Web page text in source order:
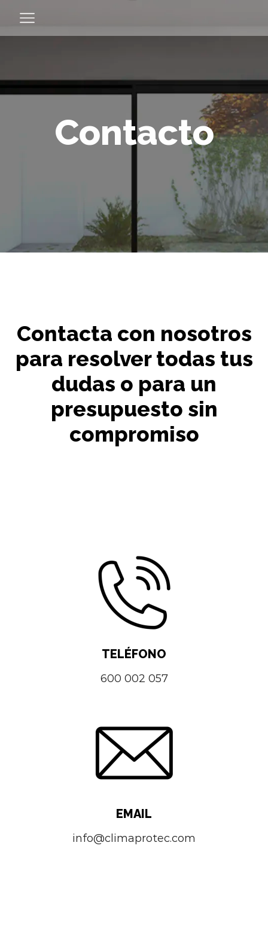
Contacto
Contacta con nosotros
para resolver todas tus
dudas o para un
presupuesto sin
compromiso
TELÉFONO
600 002 057
EMAIL
info@climaprotec.com